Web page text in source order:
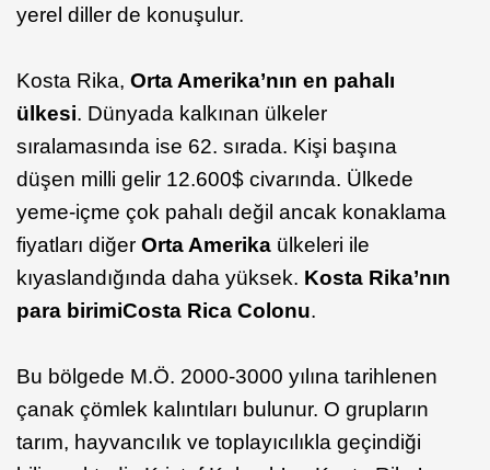
yerel diller de konuşulur.
Kosta Rika, Orta Amerika’nın en pahalı
ülkesi. Dünyada kalkınan ülkeler
sıralamasında ise 62. sırada. Kişi başına
düşen milli gelir 12.600$ civarında. Ülkede
yeme-içme çok pahalı değil ancak konaklama
fiyatları diğer Orta Amerika ülkeleri ile
kıyaslandığında daha yüksek. Kosta Rika’nın
para birimiCosta Rica Colonu.
Bu bölgede M.Ö. 2000-3000 yılına tarihlenen
çanak çömlek kalıntıları bulunur. O grupların
tarım, hayvancılık ve toplayıcılıkla geçindiği